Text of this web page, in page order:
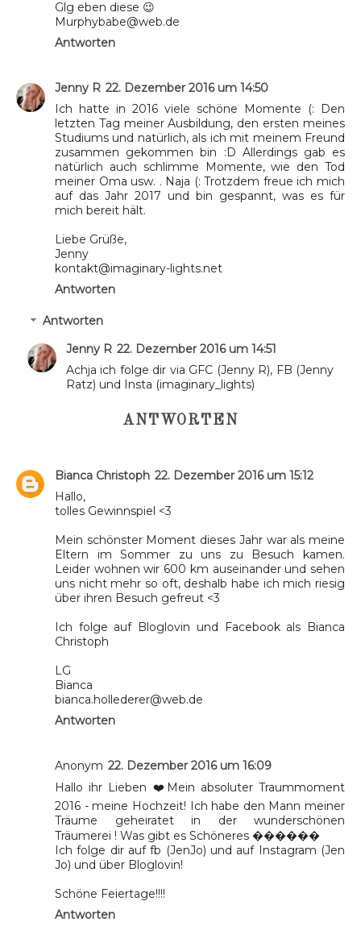
Glg eben diese 😉
Murphybabe@web.de
Antworten
Jenny R 22. Dezember 2016 um 14:50
Ich hatte in 2016 viele schöne Momente (: Den
letzten Tag meiner Ausbildung, den ersten meines
Studiums und natürlich, als ich mit meinem Freund
zusammen gekommen bin :D Allerdings gab es
natürlich auch schlimme Momente, wie den Tod
meiner Oma usw. . Naja (: Trotzdem freue ich mich
auf das Jahr 2017 und bin gespannt, was es für
mich bereit hält.
Liebe Grüße,
Jenny
kontakt@imaginary-lights.net
Antworten
Antworten
Jenny R 22. Dezember 2016 um 14:51
Achja ich folge dir via GFC (Jenny R), FB (Jenny
Ratz) und Insta (imaginary_lights)
ANTWORTEN
Bianca Christoph 22. Dezember 2016 um 15:12
Hallo,
tolles Gewinnspiel <3
Mein schönster Moment dieses Jahr war als meine
Eltern im Sommer zu uns zu Besuch kamen.
Leider wohnen wir 600 km auseinander und sehen
uns nicht mehr so oft, deshalb habe ich mich riesig
über ihren Besuch gefreut <3
Ich folge auf Bloglovin und Facebook als Bianca
Christoph
LG
Bianca
bianca.hollederer@web.de
Antworten
Anonym 22. Dezember 2016 um 16:09
Hallo ihr Lieben ❤️Mein absoluter Traummoment
2016 - meine Hochzeit! Ich habe den Mann meiner
Träume geheiratet in der wunderschönen
Träumerei ! Was gibt es Schöneres ������
Ich folge dir auf fb (JenJo) und auf Instagram (Jen
Jo) und über Bloglovin!
Schöne Feiertage!!!!
Antworten